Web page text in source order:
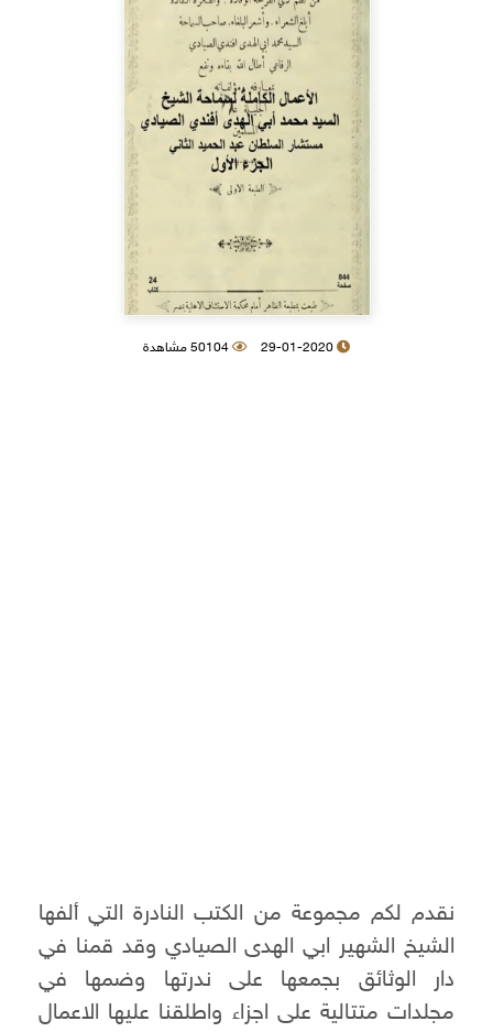
29-01-2020 50104 مشاهدة
نقدم لكم مجموعة من الكتب النادرة التي ألفها
الشيخ الشهير ابي الهدى الصيادي وقد قمنا في
دار الوثائق بجمعها على ندرتها وضمها في
مجلدات متتالية على اجزاء واطلقنا عليها الاعمال